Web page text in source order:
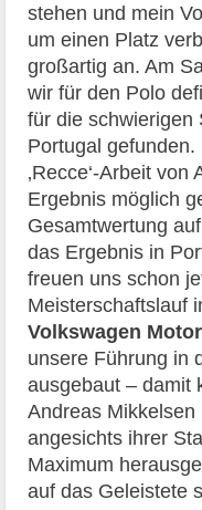
stehen und mein
um einen Platz
großartig an. Am
wir für den Polo
für die schwierigen
Portugal
‚Recce‘-Arbeit
Ergebnis möglich
Gesamtwertung
das Ergebnis in
freuen uns schon
Meisterschaftslauf
Volkswagen
unsere Führung in
ausgebaut – damit
Andreas
angesichts ihrer
Maximum
auf das Geleistete